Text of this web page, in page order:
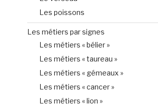
Les poissons
Les métiers par signes
Les métiers « bélier »
Les métiers « taureau »
Les métiers « gémeaux »
Les métiers « cancer »
Les métiers « lion »